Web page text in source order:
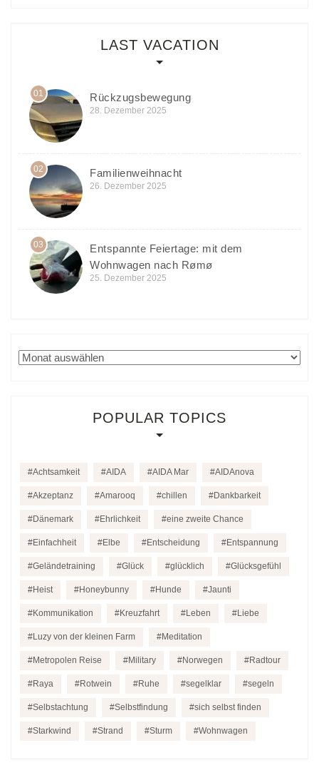
LAST VACATION
01 Rückzugsbewegung
28. Dezember 2025
02 Familienweihnacht
26. Dezember 2025
03
Entspannte Feiertage: mit dem
Wohnwagen nach Rømø
25. Dezember 2025
Archiv
POPULAR TOPICS
Achtsamkeit AIDA AIDA Mar AIDAnova
Akzeptanz Amarooq chillen Dankbarkeit
Dänemark Ehrlichkeit eine zweite Chance
Einfachheit Elbe Entscheidung Entspannung
Geländetraining Glück glücklich Glücksgefühl
Heist Honeybunny Hunde Jaunti
Kommunikation Kreuzfahrt Leben Liebe
Luzy von der kleinen Farm Meditation
Metropolen Reise Military Norwegen Radtour
Raya Rotwein Ruhe segelklar segeln
Selbstachtung Selbstfindung sich selbst finden
Starkwind Strand Sturm Wohnwagen